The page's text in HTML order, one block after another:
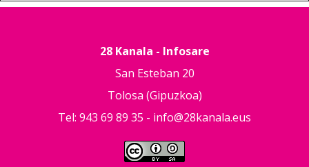
28 Kanala - Infosare
San Esteban 20
Tolosa (Gipuzkoa)
Tel: 943 69 89 35 - info@28kanala.eus